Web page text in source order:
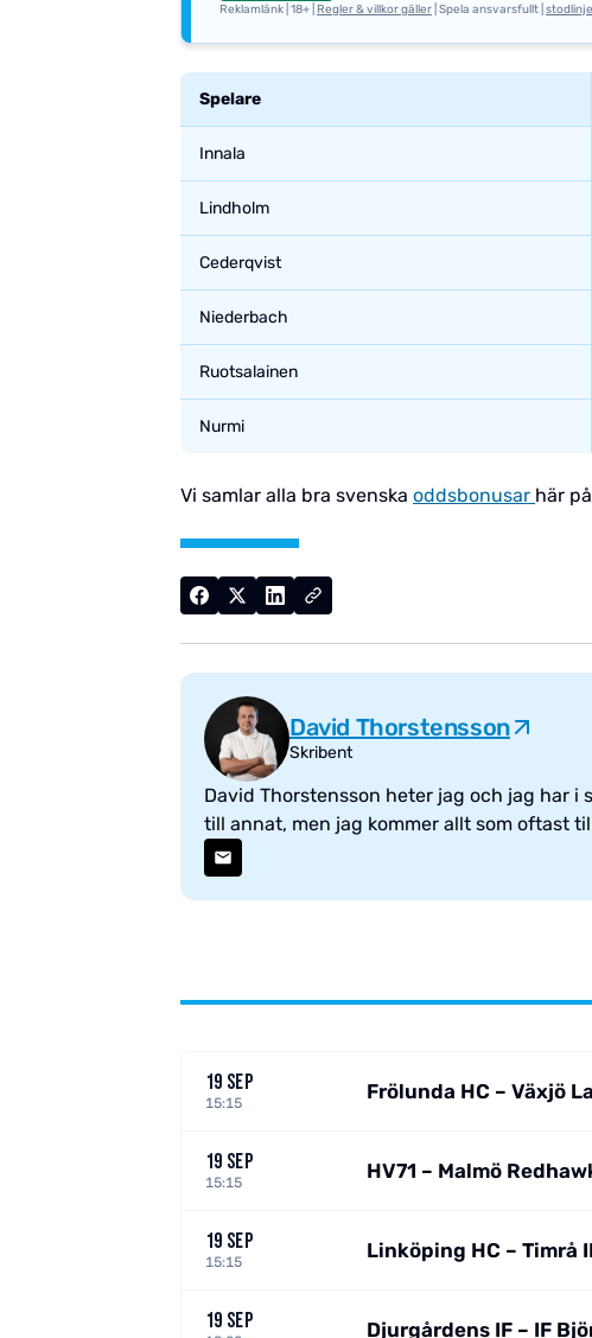
Reklamlänk | 18+ | Regler & villkor gäller | Spela ansvarsfullt |
Spelare
Innala
Lindholm
Cederqvist
Niederbach
Ruotsalainen
Nurmi
Vi samlar alla bra svenska oddsbonusar här
David Thorstensson
Skribent
David Thorstensson heter jag och jag har
till annat, men jag kommer allt som oftast
19 SEP
15:15 Frölunda HC – Växjö
19 SEP
15:15 HV71 – Malmö
19 SEP
15:15 Linköping HC – Timrå
19 SEP Djurgårdens IF – IF